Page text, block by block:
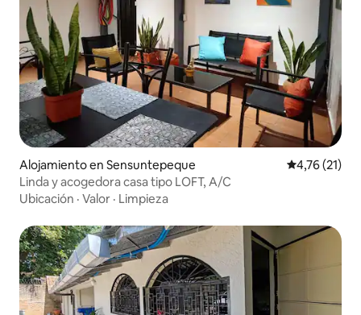
Alojamiento en Sensuntepeque Calificación
4,76 (21)
Linda y acogedora casa tipo LOFT, A/C
Ubicación · Valor · Limpieza